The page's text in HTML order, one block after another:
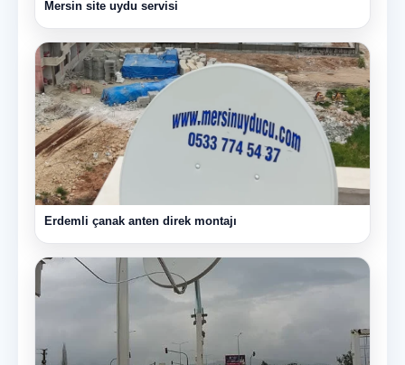
Mersin site uydu servisi
Erdemli çanak anten direk montajı